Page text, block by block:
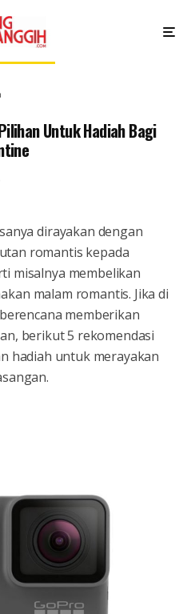
Untuk Hadiah Bagi
dirayakan dengan
romantis kepada
misalnya membelikan
malam romantis. Jika di
memberikan
berikut 5 rekomendasi
hadiah untuk merayakan